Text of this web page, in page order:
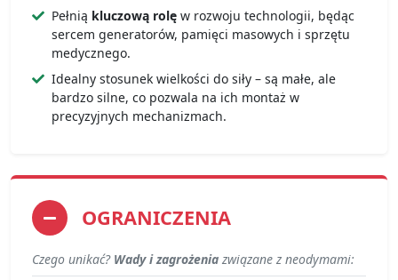
Pełnią kluczową rolę w rozwoju technologii, będąc
sercem generatorów, pamięci masowych i sprzętu
medycznego.
Idealny stosunek wielkości do siły – są małe, ale
bardzo silne, co pozwala na ich montaż w
precyzyjnych mechanizmach.
OGRANICZENIA
Czego unikać? Wady i zagrożenia związane z neodymami: